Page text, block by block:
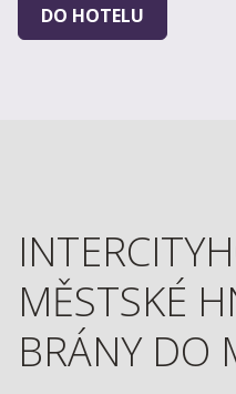
DO HOTELU
MĚSTSKÉ
BRÁNY DO